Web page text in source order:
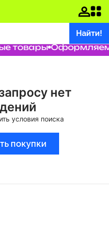
Найти!
товары Оформляем
нет
условия поиска
покупки